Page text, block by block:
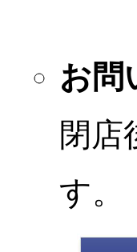
お問
閉店
す。